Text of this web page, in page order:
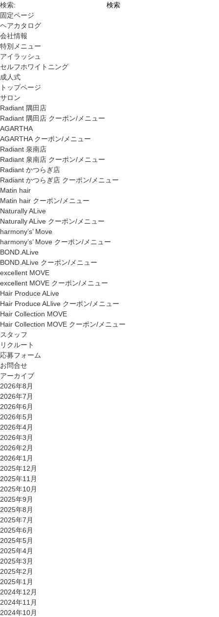
検索:
固定ページ
ヘアカタログ
会社情報
特別メニュー
アイラッシュ
セルフホワイトニング
成人式
トップページ
サロン
Radiant 隅田店
Radiant 隅田店 クーポン/メニュー
AGARTHA
AGARTHA クーポン/メニュー
Radiant 泉南店
Radiant 泉南店 クーポン/メニュー
Radiant かつらぎ店
Radiant かつらぎ店 クーポン/メニュー
Matin hair
Matin hair クーポン/メニュー
Naturally ALive
Naturally ALive クーポン/メニュー
harmony’s’ Move
harmony’s’ Move クーポン/メニュー
BOND.ALive
BOND.ALive クーポン/メニュー
excellent MOVE
excellent MOVE クーポン/メニュー
Hair Produce ALive
Hair Produce ALlive クーポン/メニュー
Hair Collection MOVE
Hair Collection MOVE クーポン/メニュー
スタッフ
リクルート
応募フォーム
お問合せ
アーカイブ
2026年8月
2026年7月
2026年6月
2026年5月
2026年4月
2026年3月
2026年2月
2026年1月
2025年12月
2025年11月
2025年10月
2025年9月
2025年8月
2025年7月
2025年6月
2025年5月
2025年4月
2025年3月
2025年2月
2025年1月
2024年12月
2024年11月
2024年10月